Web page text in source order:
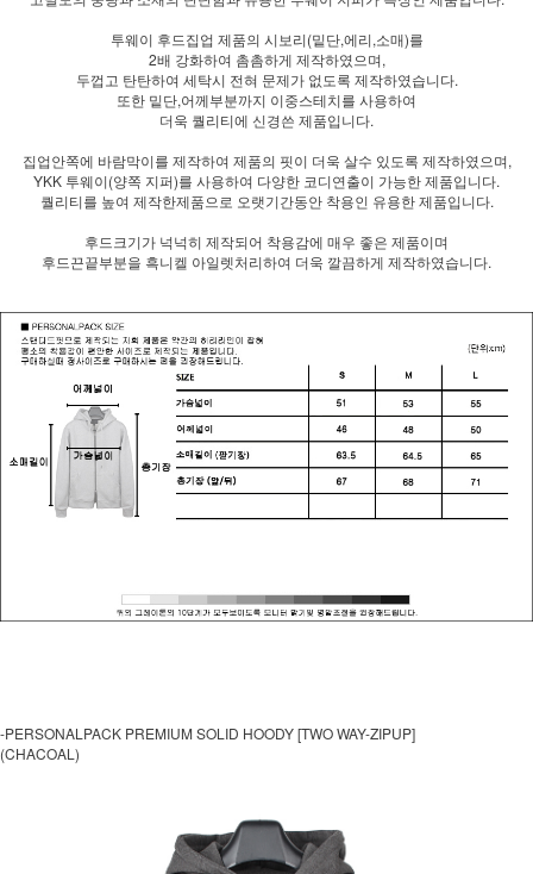
투웨이 후드집업 제품의 시보리(밑단,에리,소매)를
2배 강화하여 촘촘하게 제작하였으며,
두껍고 탄탄하여 세탁시 전혀 문제가 없도록 제작하였습니다.
또한 밑단,어께부분까지 이중스테치를 사용하여
더욱 퀄리티에 신경쓴 제품입니다.
집업안쪽에 바람막이를 제작하여 제품의 핏이 더욱 살수 있도록 제작하였으며,
YKK 투웨이(양쪽 지퍼)를 사용하여 다양한 코디연출이 가능한 제품입니다.
퀄리티를 높여 제작한제품으로 오랫기간동안 착용인 유용한 제품입니다.
후드크기가 넉넉히 제작되어 착용감에 매우 좋은 제품이며
후드끈끝부분을 흑니켈 아일렛처리하여 더욱 깔끔하게 제작하였습니다.
-PERSONALPACK PREMIUM SOLID HOODY [TWO WAY-ZIPUP]
(CHACOAL)